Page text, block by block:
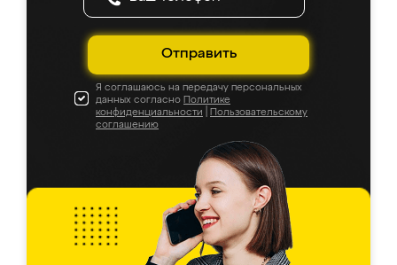
Отправить
Я соглашаюсь на передачу персональных
данных согласно Политике
конфиденциальности
Пользовательскому
соглашению